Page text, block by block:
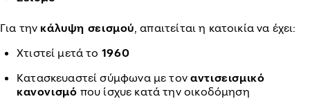
Για την κάλυψη σεισμού, απαιτείται η κατοικία να έχει:
Χτιστεί μετά το 1960
Κατασκευαστεί σύμφωνα με τοναντισεισμικό
κανονισμό που ίσχυε κατά την οικοδόμηση